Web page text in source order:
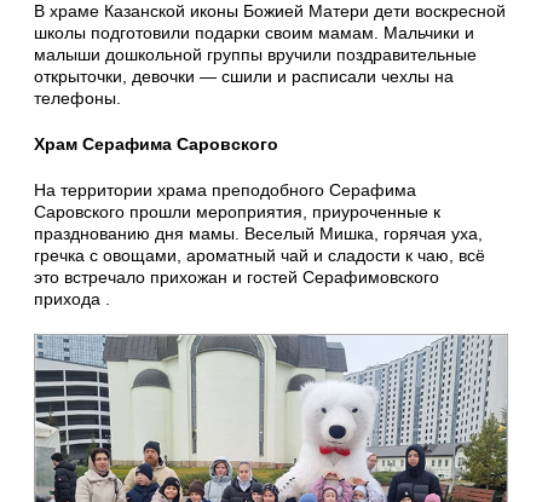
В храме Казанской иконы Божией Матери дети воскресной
школы подготовили подарки своим мамам. Мальчики и
малыши дошкольной группы вручили поздравительные
открыточки, девочки — сшили и расписали чехлы на
телефоны.
Храм Серафима Саровского
На территории храма преподобного Серафима
Саровского прошли мероприятия, приуроченные к
празднованию дня мамы. Веселый Мишка, горячая уха,
гречка с овощами, ароматный чай и сладости к чаю, всё
это встречало прихожан и гостей Серафимовского
прихода .